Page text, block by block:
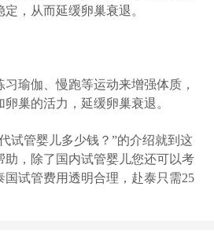
，从而延缓卵巢衰退。
瑜伽、慢跑等运动来增强体质，
巢的活力，延缓卵巢衰退。
试管婴儿多少钱？”的介绍就到这
助，除了国内试管婴儿您还可以考
国试管费用透明合理，赴泰只需25